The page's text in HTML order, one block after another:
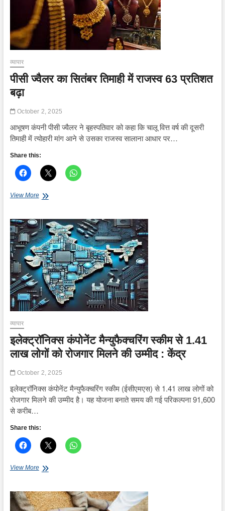
शुरू
किए,
11
राज्यों
किसानों
लाभ
व्यापार
पीसी ज्वैलर का सितंबर तिमाही में राजस्व 63 प्रतिशत
बढ़ा
October 2, 2025
आभूषण कंपनी पीसी ज्वैलर ने बृहस्पतिवार को कहा कि चालू वित्त वर्ष की दूसरी
तिमाही में त्योहारी मांग आने से उसका राजस्व सालाना आधार पर…
Share this:
View Moreपीसी
सितंबर
तिमाही
में
राजस्व
63
प्रतिशत
बढ़ा
व्यापार
इलेक्ट्रॉनिक्स कंपोनेंट मैन्युफैक्चरिंग स्कीम से 1.41
लाख लोगों को रोजगार मिलने की उम्मीद : केंद्र
October 2, 2025
इलेक्ट्रॉनिक्स कंपोनेंट मैन्युफैक्चरिंग स्कीम (ईसीएमएस) से 1.41 लाख लोगों को
रोजगार मिलने की उम्मीद है। यह योजना बनाते समय की गई परिकल्पना 91,600
से करीब…
Share this:
View Moreइलेक्ट्रॉनिक्स
स्कीम
से